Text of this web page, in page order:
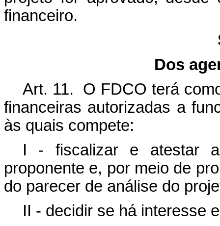
financeiro.
Dos
Art. 11. O FDCO terá
financeiras autorizadas a
às quais compete:
I - fiscalizar e atestar
proponente e, por meio de
do parecer de análise do
II - decidir se há interesse